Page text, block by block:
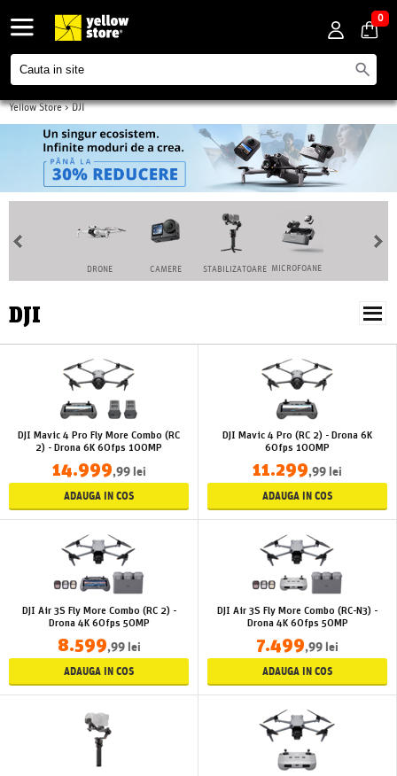
0
Yellow Store>DJI
DRONE CAMERE STABILIZATOARE MICROFOANE
DJI
DJI Mavic 4 Pro Fly More Combo (RC
2) - Drona 6K 60fps 100MP
14.999,99 lei
ADAUGA IN COS
DJI Mavic 4 Pro (RC 2) - Drona 6K
60fps 100MP
11.299,99 lei
ADAUGA IN COS
DJI Air 3S Fly More Combo (RC 2) -
Drona 4K 60fps 50MP
8.599,99 lei
ADAUGA IN COS
DJI Air 3S Fly More Combo (RC-N3) -
Drona 4K 60fps 50MP
7.499,99 lei
ADAUGA IN COS